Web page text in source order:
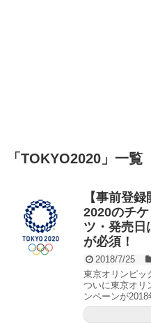
「 TOKYO2020 」 一覧
【事前登
2020のチ
ツ・発売日
が必須！
2018/7/25
東京オリンピッ
ついに東京オリ
ンペーンが